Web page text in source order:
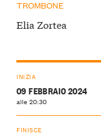
TROMBONE
Elia Zortea
INIZIA
09 FEBBRAIO 2024
alle 20:30
FINISCE